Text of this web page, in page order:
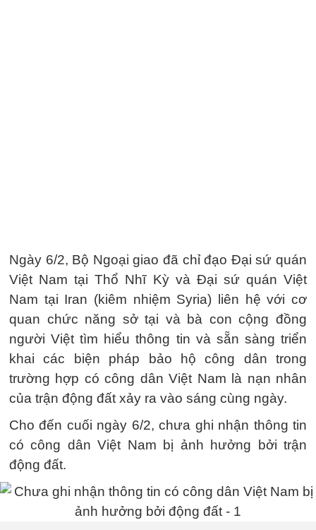
Ngày 6/2, Bộ Ngoại giao đã chỉ đạo Đại sứ quán
Việt Nam tại Thổ Nhĩ Kỳ và Đại sứ quán Việt
Nam tại Iran (kiêm nhiệm Syria) liên hệ với cơ
quan chức năng sở tại và bà con cộng đồng
người Việt tìm hiểu thông tin và sẵn sàng triển
khai các biện pháp bảo hộ công dân trong
trường hợp có công dân Việt Nam là nạn nhân
của trận động đất xảy ra vào sáng cùng ngày.
Cho đến cuối ngày 6/2, chưa ghi nhận thông tin
có công dân Việt Nam bị ảnh hưởng bởi trận
động đất.